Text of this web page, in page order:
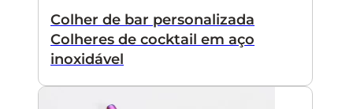
Colher de bar personalizada
Colheres de cocktail em aço
inoxidável